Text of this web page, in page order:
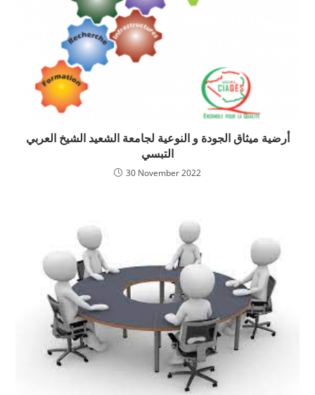
أرضية ميثاق الجودة و النوعية لجامعة الشعيد الشيخ العربي
التبسي
30 November 2022